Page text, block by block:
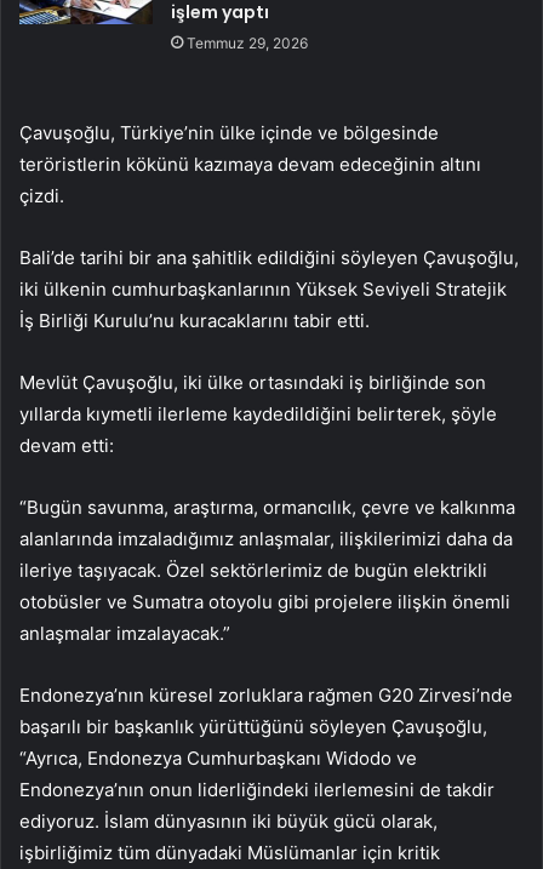
işlem yaptı
Temmuz 29, 2026
Çavuşoğlu, Türkiye’nin ülke içinde ve bölgesinde
teröristlerin kökünü kazımaya devam edeceğinin altını
çizdi.
Bali’de tarihi bir ana şahitlik edildiğini söyleyen Çavuşoğlu,
iki ülkenin cumhurbaşkanlarının Yüksek Seviyeli Stratejik
İş Birliği Kurulu’nu kuracaklarını tabir etti.
Mevlüt Çavuşoğlu, iki ülke ortasındaki iş birliğinde son
yıllarda kıymetli ilerleme kaydedildiğini belirterek, şöyle
devam etti:
“Bugün savunma, araştırma, ormancılık, çevre ve kalkınma
alanlarında imzaladığımız anlaşmalar, ilişkilerimizi daha da
ileriye taşıyacak. Özel sektörlerimiz de bugün elektrikli
otobüsler ve Sumatra otoyolu gibi projelere ilişkin önemli
anlaşmalar imzalayacak.”
Endonezya’nın küresel zorluklara rağmen G20 Zirvesi’nde
başarılı bir başkanlık yürüttüğünü söyleyen Çavuşoğlu,
“Ayrıca, Endonezya Cumhurbaşkanı Widodo ve
Endonezya’nın onun liderliğindeki ilerlemesini de takdir
ediyoruz. İslam dünyasının iki büyük gücü olarak,
işbirliğimiz tüm dünyadaki Müslümanlar için kritik